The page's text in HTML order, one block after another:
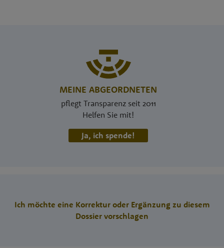
MEINE ABGEORDNETEN
pflegt Transparenz seit 2011
Helfen Sie mit!
Ja, ich spende!
Ich möchte eine Korrektur oder Ergänzung zu diesem
Dossier vorschlagen